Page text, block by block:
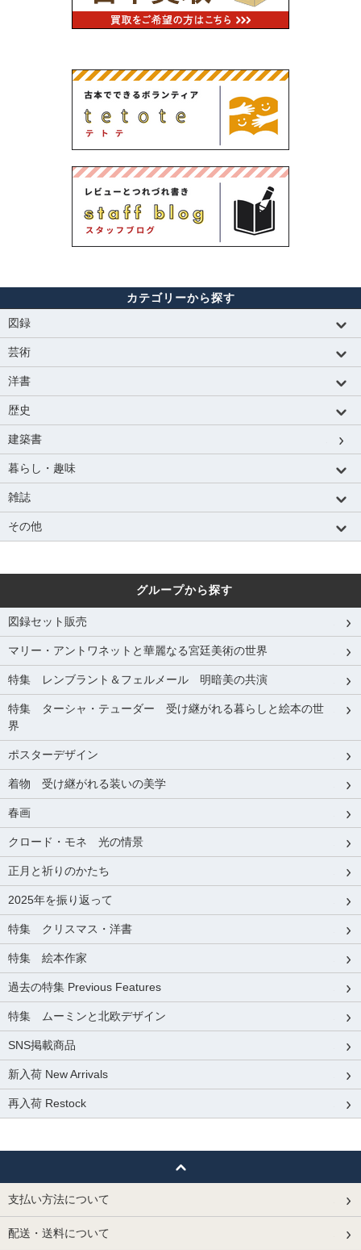
カテゴリーから探す
図録
芸術
洋書
歴史
建築書
暮らし・趣味
雑誌
その他
グループから探す
図録セット販売
マリー・アントワネットと華麗なる宮廷美術の世界
特集 レンブラント＆フェルメール 明暗美の共演
特集 ターシャ・テューダー 受け継がれる暮らしと絵本の世
界
ポスターデザイン
着物 受け継がれる装いの美学
春画
クロード・モネ 光の情景
正月と祈りのかたち
2025年を振り返って
特集 クリスマス・洋書
特集 絵本作家
過去の特集 Previous Features
特集 ムーミンと北欧デザイン
SNS掲載商品
新入荷 New Arrivals
再入荷 Restock
支払い方法について
配送・送料について